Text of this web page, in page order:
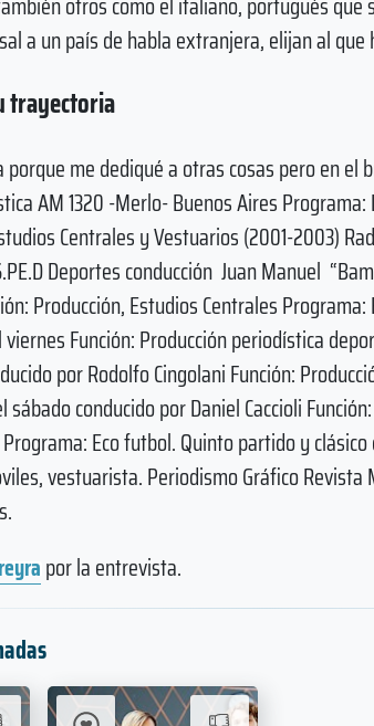
a un país de habla extranjera, elijan al que
trayectoria
me dediqué a otras cosas pero en
AM 1320 -Merlo- Buenos Aires
Centrales y Vestuarios (2001-2003)
Deportes conducción Juan Manuel
Producción, Estudios Centrales
Función: Producción periodística
por Rodolfo Cingolani Función:
conducido por Daniel Caccioli
Eco futbol. Quinto partido y
vestuarista. Periodismo Gráfico Revista
por la entrevista.